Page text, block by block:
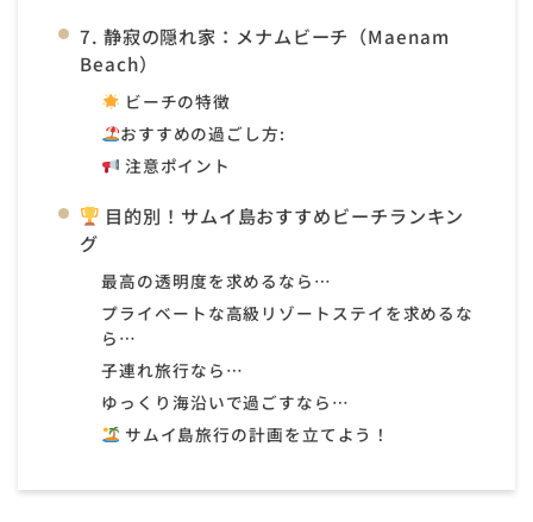
7. 静寂の隠れ家：メナムビーチ（Maenam
Beach）
ビーチの特徴
おすすめの過ごし方:
注意ポイント
目的別！サムイ島おすすめビーチランキン
グ
最高の透明度を求めるなら…
プライベートな高級リゾートステイ を求めるな
ら…
子連れ旅行なら…
ゆっくり海沿いで過ごすなら…
サムイ島旅行の計画を立てよう！